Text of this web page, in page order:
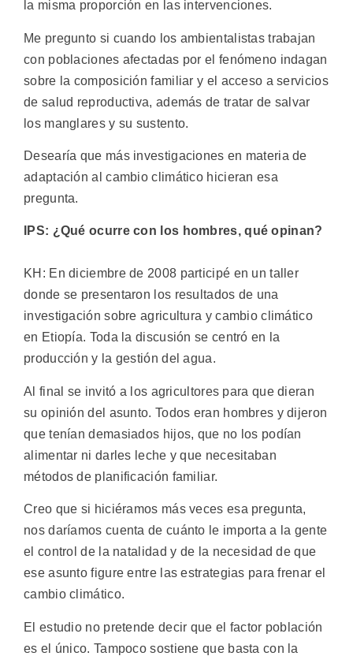
la misma proporción en las intervenciones.
Me pregunto si cuando los ambientalistas trabajan
con poblaciones afectadas por el fenómeno indagan
sobre la composición familiar y el acceso a servicios
de salud reproductiva, además de tratar de salvar
los manglares y su sustento.
Desearía que más investigaciones en materia de
adaptación al cambio climático hicieran esa
pregunta.
IPS: ¿Qué ocurre con los hombres, qué opinan?
KH: En diciembre de 2008 participé en un taller
donde se presentaron los resultados de una
investigación sobre agricultura y cambio climático
en Etiopía. Toda la discusión se centró en la
producción y la gestión del agua.
Al final se invitó a los agricultores para que dieran
su opinión del asunto. Todos eran hombres y dijeron
que tenían demasiados hijos, que no los podían
alimentar ni darles leche y que necesitaban
métodos de planificación familiar.
Creo que si hiciéramos más veces esa pregunta,
nos daríamos cuenta de cuánto le importa a la gente
el control de la natalidad y de la necesidad de que
ese asunto figure entre las estrategias para frenar el
cambio climático.
El estudio no pretende decir que el factor población
es el único. Tampoco sostiene que basta con la